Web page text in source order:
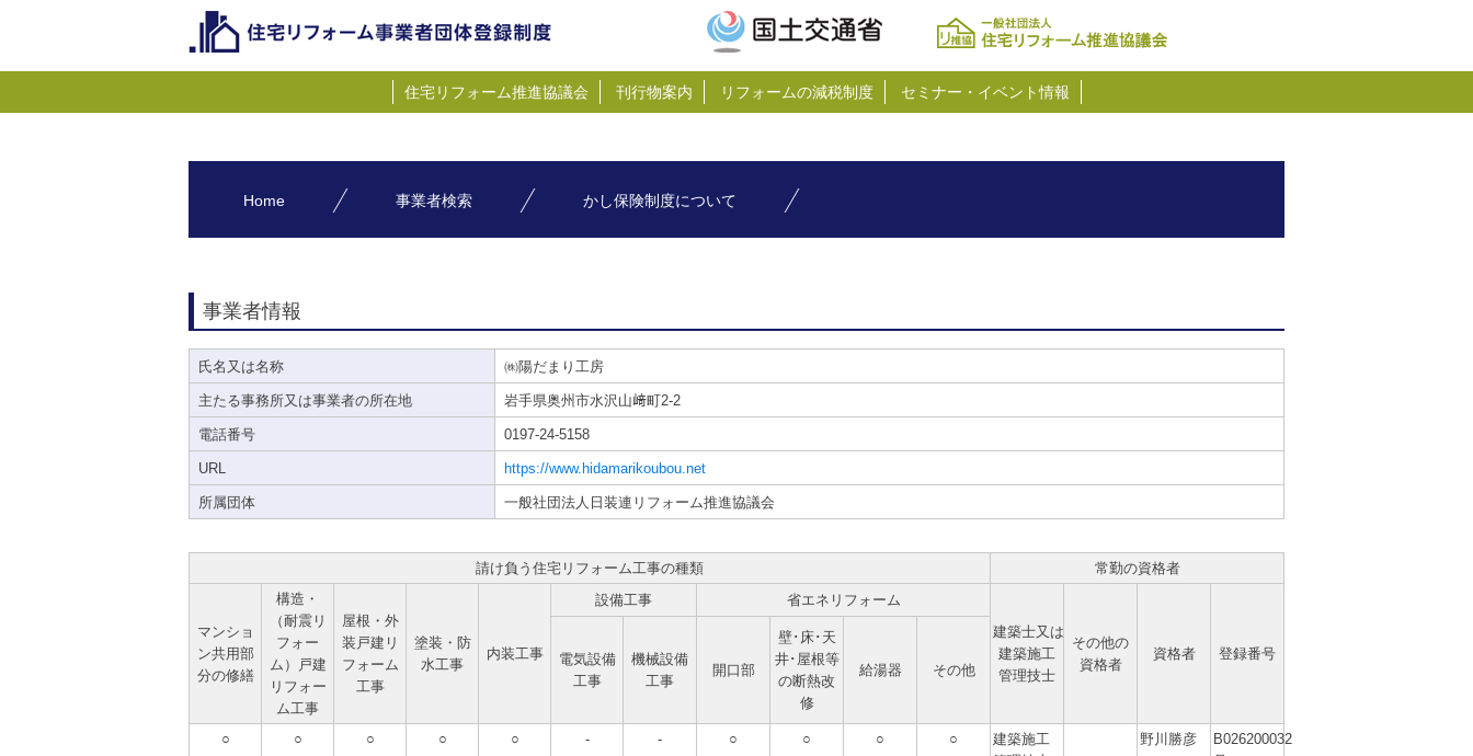
住宅リフォーム推進協議会 刊行物案内 リフォームの減税制度 セミナー・イベント情報
Home 事業者検索 かし保険制度について
事業者情報
氏名又は名称 ㈱陽だまり工房
主たる事務所又は事業者の所在地 岩手県奥州市水沢山﨑町2-2
電話番号 0197-24-5158
URL https://www.hidamarikoubou.net
所属団体 一般社団法人日装連リフォーム推進協議会
請け負う住宅リフォーム工事の種類 常勤の資格者
マンショ
ン共用部
分の修繕
構造・
（耐震リ
フォー
ム）戸建
リフォー
ム工事
屋根・外
装戸建リ
フォーム
工事
塗装・防
水工事
内装工事
設備工事
省エネリフォーム
建築士又は
建築施工
管理技士
その他の
資格者
資格者 登録番号
電気設備
工事
機械設備
工事
開口部
壁･床･天
井･屋根等
の断熱改
修
給湯器 その他
○ ○ ○ ○ ○ - - ○ ○ ○ ○
建築施工
野川勝彦
B026200032